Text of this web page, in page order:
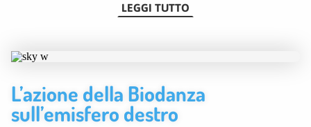
LEGGI TUTTO
L’azione della Biodanza
sull’emisfero destro